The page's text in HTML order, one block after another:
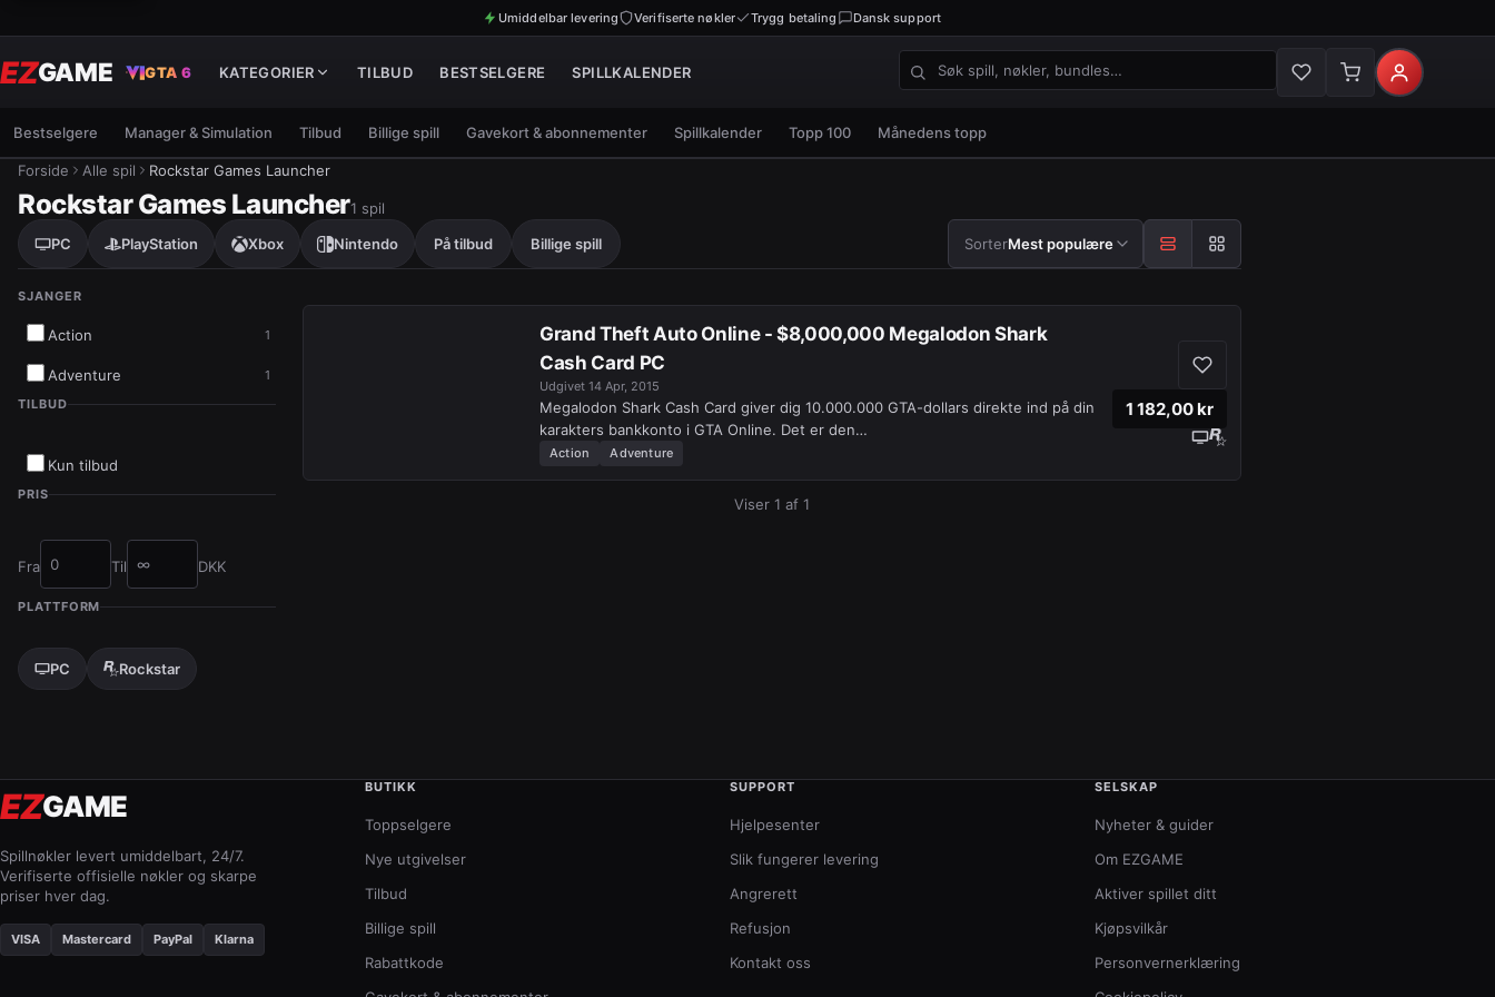
Umiddelbar levering Verifiserte nøkler Trygg betaling Dansk support
EZGAME GTA 6 KATEGORIER TILBUD BESTSELGERE SPILLKALENDER
Søk spill, nøkler og bundles
Bestselgere Manager & Simulation Tilbud Billige spill Gavekort & abonnementer Spillkalender Topp 100 Månedens topp
Forside Alle spil Rockstar Games Launcher
Rockstar Games Launcher1 spil
PC
PlayStation Xbox Nintendo På tilbud Billige spill
Sorter etter
SorterMest populære
SJANGER
Action 1
Adventure
1
TILBUD
Kun tilbud
PRIS
Pris fra (DKK)
Fra
Pris til (DKK)
Til DKK
PLATTFORM
PC Rockstar
Resultater
Grand Theft Auto Online - $8,000,000 Megalodon Shark
Cash Card PC
Udgivet 14 Apr, 2015
Megalodon Shark Cash Card giver dig 10.000.000 GTA-dollars direkte ind på din
karakters bankkonto i GTA Online. Det er den…
Action Adventure
1 182,00 kr
Viser 1 af 1
EZGAME
Spillnøkler levert umiddelbart, 24/7.
Verifiserte offisielle nøkler og skarpe
priser hver dag.
VISA Mastercard PayPal Klarna
BUTIKK
Toppselgere
Nye utgivelser
Tilbud
Billige spill
Rabattkode
SUPPORT
Hjelpesenter
Slik fungerer levering
Angrerett
Refusjon
Kontakt oss
SELSKAP
Nyheter & guider
Om EZGAME
Aktiver spillet ditt
Kjøpsvilkår
Personvernerklæring